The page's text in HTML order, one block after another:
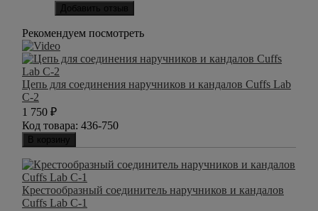
Добавить отзыв
Рекомендуем посмотреть
Цепь для соединения наручников и кандалов Cuffs Lab
C-2
1 750 ₽
Код товара: 436-750
В корзину
Крестообразный соединитель наручников и кандалов
Cuffs Lab C-1